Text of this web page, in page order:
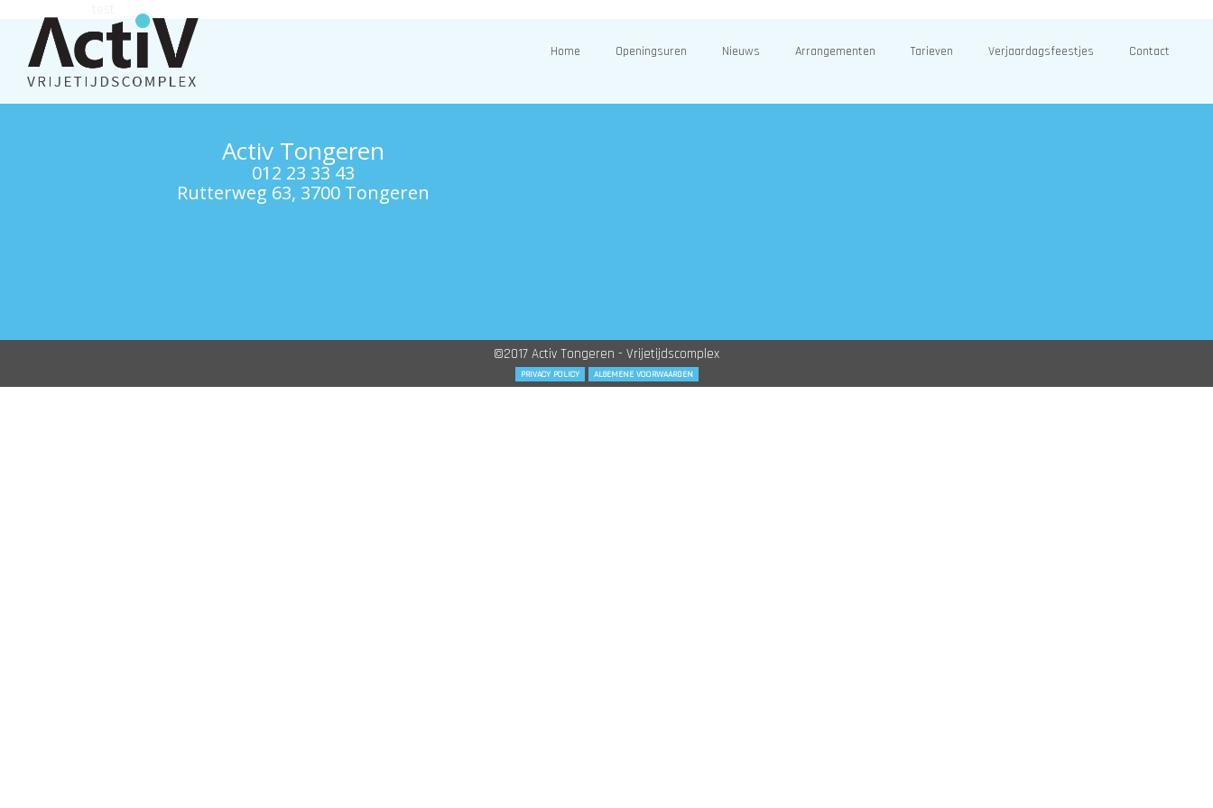
Home Openingsuren Nieuws Arrangementen Tarieven Verjaardagsfeestjes Contact
Activ Tongeren
012 23 33 43
Rutterweg 63, 3700 Tongeren
©2017 Activ Tongeren - Vrijetijdscomplex
PRIVACY POLICY ALGEMENE VOORWAARDEN